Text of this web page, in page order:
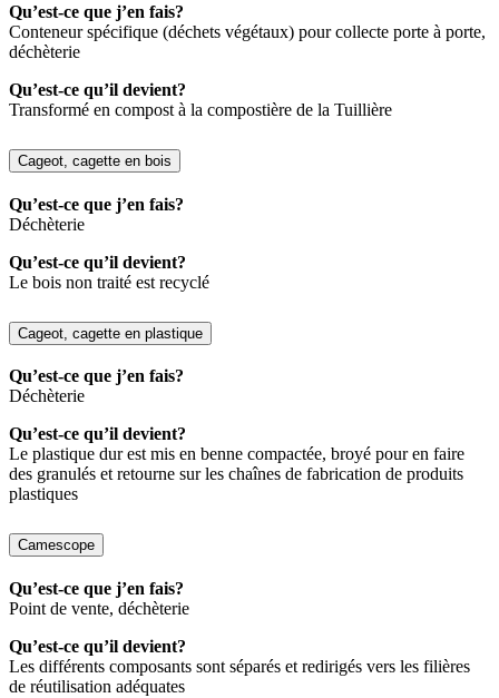
Qu’est-ce que j’en fais?
Conteneur spécifique (déchets végétaux) pour collecte porte à porte,
déchèterie
Qu’est-ce qu’il devient?
Transformé en compost à la compostière de la Tuillière
Cageot, cagette en bois
Qu’est-ce que j’en fais?
Déchèterie
Qu’est-ce qu’il devient?
Le bois non traité est recyclé
Cageot, cagette en plastique
Qu’est-ce que j’en fais?
Déchèterie
Qu’est-ce qu’il devient?
Le plastique dur est mis en benne compactée, broyé pour en faire
des granulés et retourne sur les chaînes de fabrication de produits
plastiques
Camescope
Qu’est-ce que j’en fais?
Point de vente, déchèterie
Qu’est-ce qu’il devient?
Les différents composants sont séparés et redirigés vers les filières
de réutilisation adéquates